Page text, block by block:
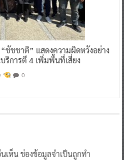
ชัชชาติ” แสดงความผิดหวังอย่าง
ริการตี 4 เพิ่มพื้นที่เสี่ยง
^ 0
เห็นช่องข้อมูลจำเป็นถูกทำ